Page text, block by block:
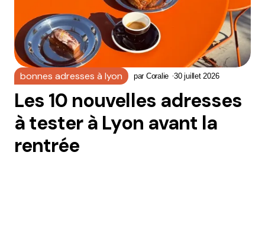
bonnes adresses à lyon par Coralie 30 juillet 2026
Les 10 nouvelles adresses
à tester à Lyon avant la
rentrée